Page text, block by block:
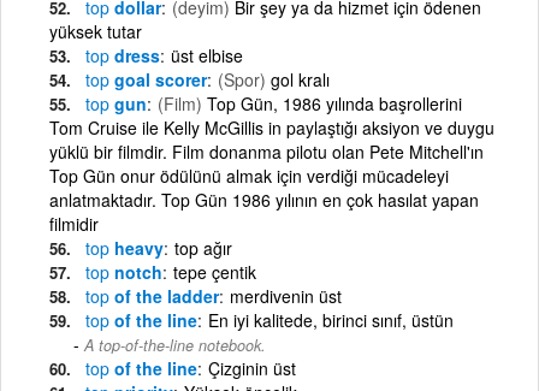
top dollar (deyim) Bir şey ya da hizmet için ödenen
yüksek tutar
top dress üst elbise
top goal scorer (Spor) gol kralı
top gun (Film) Top Gün, 1986 yılında başrollerini
Tom Cruise ile Kelly McGillis in paylaştığı aksiyon ve duygu
yüklü bir filmdir. Film donanma pilotu olan Pete Mitchell'ın
Top Gün onur ödülünü almak için verdiği mücadeleyi
anlatmaktadır. Top Gün 1986 yılının en çok hasılat yapan
filmidir
top heavy top ağır
top notch tepe çentik
top of the ladder merdivenin üst
top of the line En iyi kalitede, birinci sınıf, üstün
A top-of-the-line notebook.
top of the line Çizginin üst